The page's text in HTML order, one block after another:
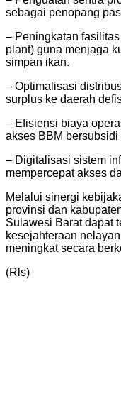
sebagai penopang
– Peningkatan
plant) guna menjaga
simpan ikan.
– Optimalisasi
surplus ke daerah
– Efisiensi biaya
akses BBM
– Digitalisasi sistem
mempercepat akses
Melalui sinergi
provinsi dan
Sulawesi Barat dapat
kesejahteraan
meningkat secara
(Rls)